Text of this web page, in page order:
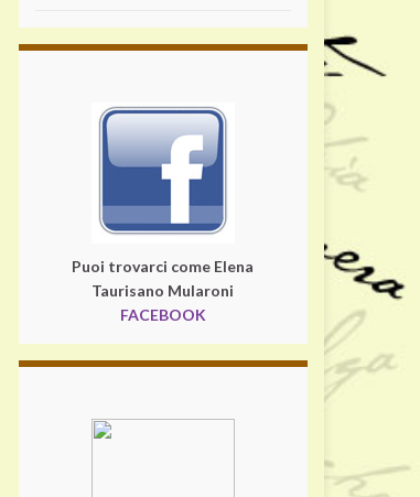
Puoi trovarci come Elena
Taurisano Mularoni
FACEBOOK